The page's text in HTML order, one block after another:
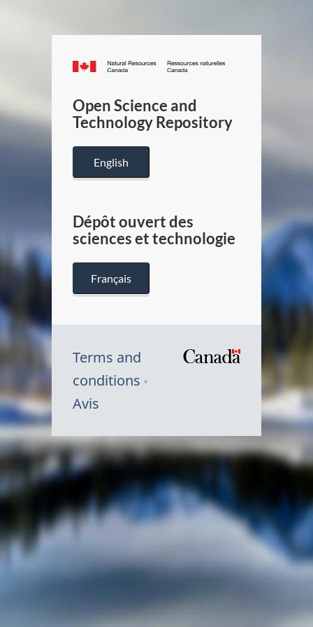
Canada.ca
/
Canada
Open Science and
Technology Repository
English
Dépôt ouvert des
sciences et technologie
Français
Terms and
conditions
Avis
Symbole
du
Canada